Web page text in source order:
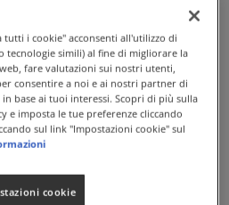
e inositolo. Tali sostanze
fisiologia di numerosi distretti
e i glicolipidi sono i principali
cellulari.
alimentare in perle a
ingrediente si estrae dall’olio
Indicato nei casi di
o aumentato fabbisogno di
tutti i cookie" acconsenti all'utilizzo di
tecnologie simili) al fine di migliorare la
fare valutazioni sui nostri utenti,
consentire a noi e ai nostri partner di
base ai tuoi interessi. Scopri di più sulla
e imposta le tue preferenze cliccando
sul link "Impostazioni cookie" sul
cookie